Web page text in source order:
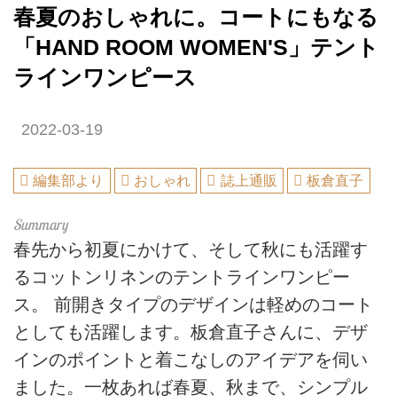
春夏のおしゃれに。コートにもなる
「HAND ROOM WOMEN'S」テント
ラインワンピース
2022-03-19
編集部より おしゃれ 誌上通販 板倉直子
春先から初夏にかけて、そして秋にも活躍す
るコットンリネンのテントラインワンピー
ス。 前開きタイプのデザインは軽めのコート
としても活躍します。板倉直子さんに、デザ
インのポイントと着こなしのアイデアを伺い
ました。一枚あれば春夏、秋まで、シンプル